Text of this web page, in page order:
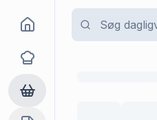
Goma
Opskrifter
Dagligvarer